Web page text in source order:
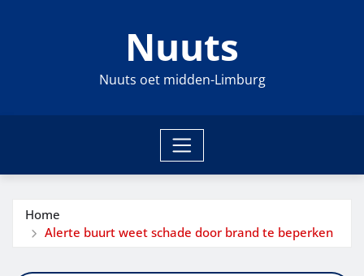
Nuuts
Nuuts oet midden-Limburg
Home
Alerte buurt weet schade door brand te beperken